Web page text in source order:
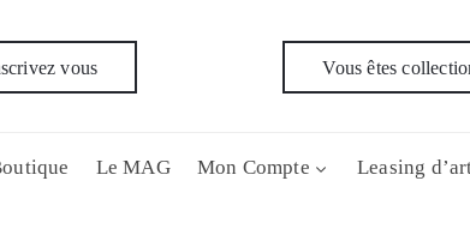
vous Vous êtes
Le MAG Mon Compte Leasing